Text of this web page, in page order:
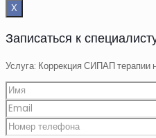
Х
Записаться к
Услуга: Коррекция СИПАП терапии